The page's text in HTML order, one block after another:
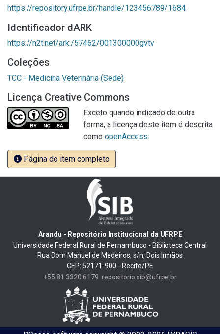
https://repository.ufrpe.br/handle/123456789/1684
Identificador dARK
https://n2t.net/ark:/57462/001300000gvtv
Coleções
TCC - Medicina Veterinária (Sede)
Licença Creative Commons
Exceto quando indicado de outra
forma, a licença deste item é descrita
como openAccess
Página do item completo
Arandu - Repositório Institucional da UFRPE
Universidade Federal Rural de Pernambuco - Biblioteca Central
Rua Dom Manuel de Medeiros, s/n, Dois Irmãos
CEP: 52171-900 - Recife/PE
+55 81 3320 6179 repositorio.sib@ufrpe.br